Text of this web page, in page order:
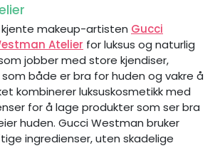
makeup-artisten Gucci
Atelier for luksus og naturlig
jobber med store kjendiser,
både er bra for huden og vakre å
kombinerer luksuskosmetikk med
for å lage produkter som ser bra
huden. Gucci Westman bruker
ingredienser, uten skadelige